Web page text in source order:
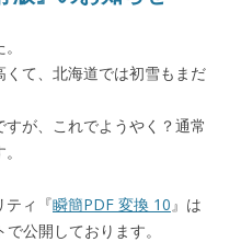
て、北海道では初雪もまだ
が、これでようやく？通常
ティ『瞬簡PDF 変換 10 』は
公開しております。